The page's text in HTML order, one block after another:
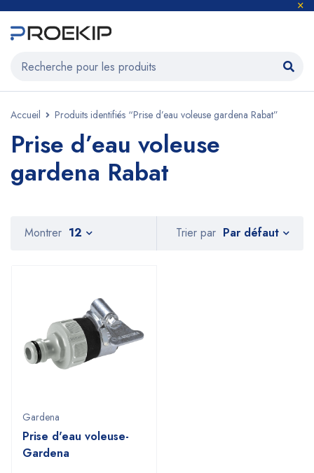
Accueil Produits identifiés “Prise d’eau voleuse gardena Rabat”
Prise d’eau voleuse
gardena Rabat
Trier par Par défaut
Montrer 12
Gardena
Prise d'eau voleuse-
Gardena